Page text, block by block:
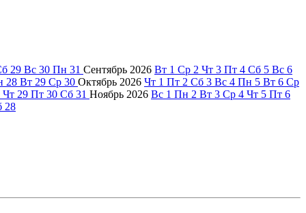
29 Вс 30 Пн 31 Сентябрь 2026 Вт 1 Ср 2 Чт 3 Пт 4 Сб 5 Вс 6
28 Вт 29 Ср 30 Октябрь 2026 Чт 1 Пт 2 Сб 3 Вс 4 Пн 5 Вт 6 Ср
Чт 29 Пт 30 Сб 31 Ноябрь 2026 Вс 1 Пн 2 Вт 3 Ср 4 Чт 5 Пт 6
28